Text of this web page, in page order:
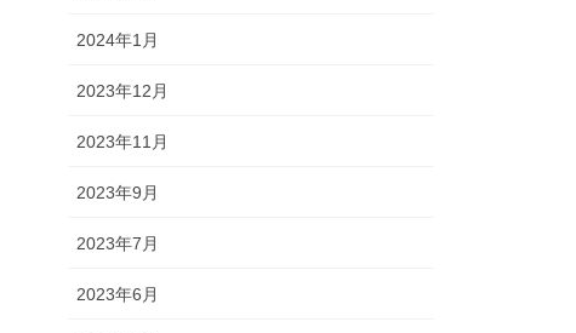
2024年1月
2023年12月
2023年11月
2023年9月
2023年7月
2023年6月